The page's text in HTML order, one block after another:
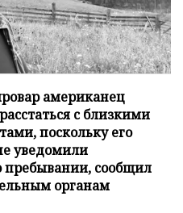
американец
с близкими
поскольку его
уведомили
пребывании, сообщил
органам